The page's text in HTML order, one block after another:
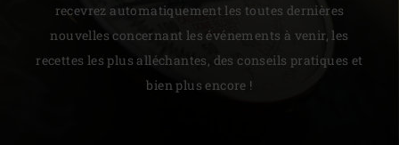
recevrez automatiquement les toutes dernières
nouvelles concernant les événements à venir, les
recettes les plus alléchantes, des conseils pratiques et
bien plus encore !